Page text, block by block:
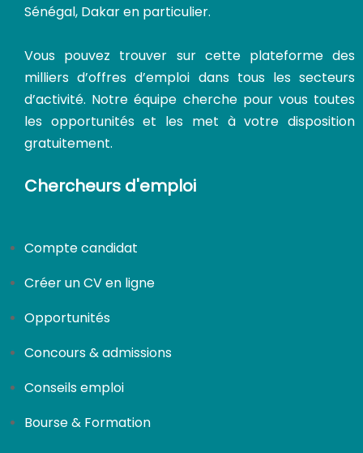
Sénégal, Dakar en particulier.
Vous pouvez trouver sur cette plateforme des
milliers d’offres d’emploi dans tous les secteurs
d’activité. Notre équipe cherche pour vous toutes
les opportunités et les met à votre disposition
gratuitement.
Chercheurs d'emploi
Compte candidat
Créer un CV en ligne
Opportunités
Concours & admissions
Conseils emploi
Bourse & Formation